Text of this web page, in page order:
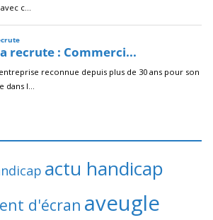
actu handicap
d'écran aveugle